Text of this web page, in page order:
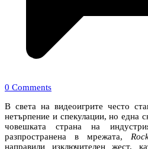
0 Comments
В света на видеоигрите често
нетърпение и спекулации, но една
човешката страна на
разпространена в мрежата,
направили изключителен жест,